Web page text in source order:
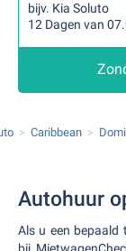
bijv. Kia Soluto
12 Dagen van
Caribbean
Autohuur
Als u een bepaald